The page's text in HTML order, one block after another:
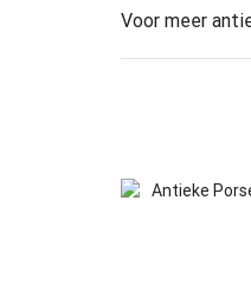
Voor meer